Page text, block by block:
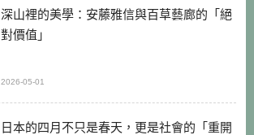
深山裡的美學：安藤雅信與百草藝廊的「絕
對價值」
2026-05-01
日本的四月不只是春天，更是社會的「重開